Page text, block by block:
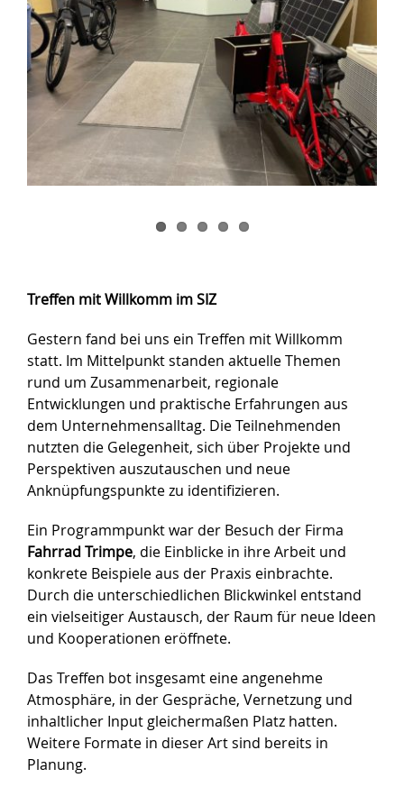
Treffen mit Willkomm im SIZ
Gestern fand bei uns ein Treffen mit Willkomm
statt. Im Mittelpunkt standen aktuelle Themen
rund um Zusammenarbeit, regionale
Entwicklungen und praktische Erfahrungen aus
dem Unternehmensalltag. Die Teilnehmenden
nutzten die Gelegenheit, sich über Projekte und
Perspektiven auszutauschen und neue
Anknüpfungspunkte zu identifizieren.
Ein Programmpunkt war der Besuch der Firma
Fahrrad Trimpe, die Einblicke in ihre Arbeit und
konkrete Beispiele aus der Praxis einbrachte.
Durch die unterschiedlichen Blickwinkel entstand
ein vielseitiger Austausch, der Raum für neue Ideen
und Kooperationen eröffnete.
Das Treffen bot insgesamt eine angenehme
Atmosphäre, in der Gespräche, Vernetzung und
inhaltlicher Input gleichermaßen Platz hatten.
Weitere Formate in dieser Art sind bereits in
Planung.